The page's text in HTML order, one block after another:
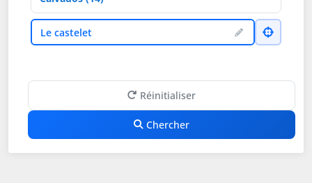
VilleLe castelet
Réinitialiser
Chercher